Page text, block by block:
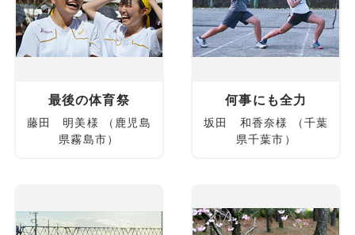
最後の体育祭
藤田 明美様 （鹿児島
県霧島市）
何事にも全力
坂田 和香奈様 （千葉
県千葉市）